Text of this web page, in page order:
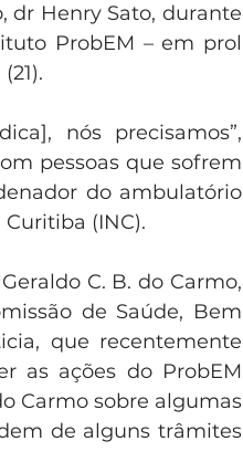
dr Henry Sato, durante
ProbEM – em prol
nós precisamos”,
pessoas que sofrem
do ambulatório
(INC).
C. B. do Carmo,
de Saúde, Bem
que recentemente
as ações do ProbEM
Carmo sobre algumas
de alguns trâmites